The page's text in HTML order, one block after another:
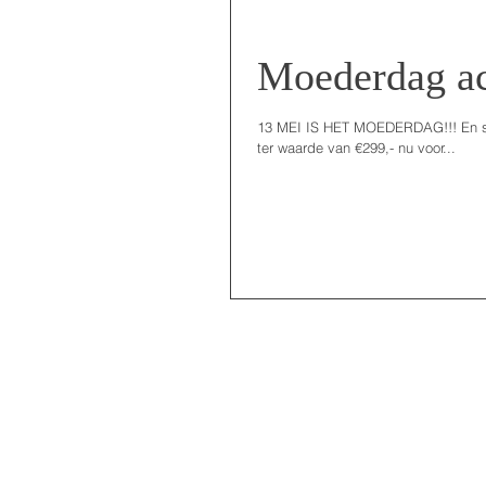
Moederdag
13 MEI IS HET MOEDERDAG!!! En speciaal voor moederdag heb ik een mooie actie! Een prachtige familieshoot
ter waarde van €299,- nu voor...